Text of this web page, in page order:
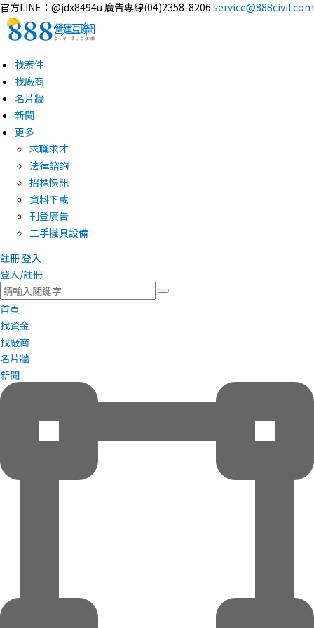
官方LINE：@jdx8494u 廣告專線(04)2358-8206 service@888civil.com
找案件
找廠商
名片牆
新聞
更多
求職求才
法律諮詢
招標快訊
資料下載
刊登廣告
二手機具設備
註冊登入
登入/註冊
首頁
找資金
找廠商
名片牆
新聞